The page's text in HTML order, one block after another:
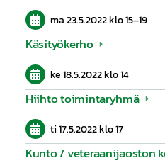
ma 23.5.2022klo 15–19
Käsityökerho
ke 18.5.2022klo 14
Hiihto toimintaryhmä
ti 17.5.2022klo 17
Kunto / veteraanijaoston